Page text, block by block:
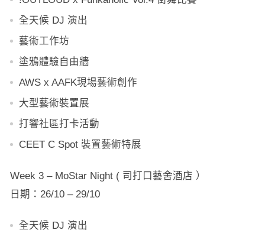
全天候 DJ 演出
藝術工作坊
塗鴉體驗自由牆
AWS x AAFK現場藝術創作
大型藝術裝置展
打響社區打卡活動
CEET C Spot 裝置藝術特展
Week 3 – MoStar Night ( 司打口藝舍酒店 ）
日期：26/10 – 29/10
全天候 DJ 演出